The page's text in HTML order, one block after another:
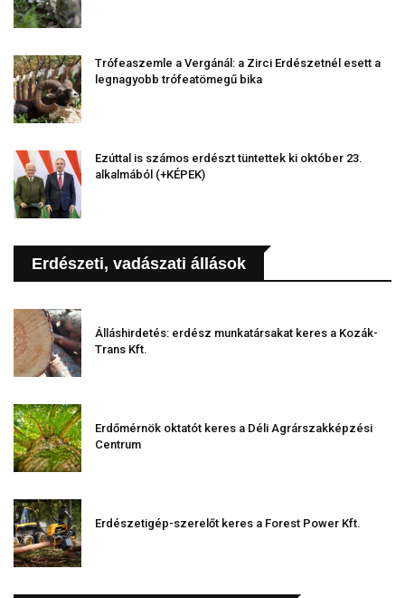
Trófeaszemle a Vergánál: a Zirci Erdészetnél esett a
legnagyobb trófeatömegű bika
Ezúttal is számos erdészt tüntettek ki október 23.
alkalmából (+KÉPEK)
Erdészeti, vadászati állások
Álláshirdetés: erdész munkatársakat keres a Kozák-
Trans Kft.
Erdőmérnök oktatót keres a Déli Agrárszakképzési
Centrum
Erdészetigép-szerelőt keres a Forest Power Kft.